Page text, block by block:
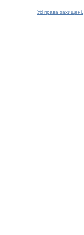
Усі права захищені.